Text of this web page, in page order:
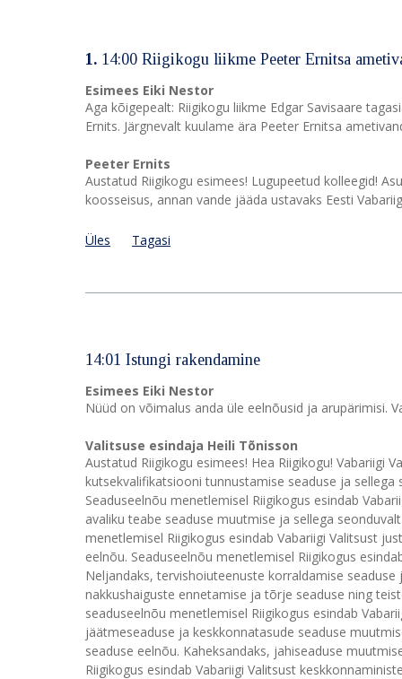
1. 14:00 Riigikogu liikme Peeter Ernitsa
Esimees Eiki Nestor
Aga kõigepealt: Riigikogu liikme Edgar Savisaare
Ernits. Järgnevalt kuulame ära Peeter Ernitsa
Peeter Ernits
Austatud Riigikogu esimees! Lugupeetud kolleegid!
koosseisus, annan vande jääda ustavaks Eesti
Üles Tagasi
14:01 Istungi rakendamine
Esimees Eiki Nestor
Nüüd on võimalus anda üle eelnõusid ja arupärimisi.
Valitsuse esindaja Heili Tõnisson
Austatud Riigikogu esimees! Hea Riigikogu! Vabariigi
kutsekvalifikatsiooni tunnustamise seaduse ja
Seaduseelnõu menetlemisel Riigikogus esindab
avaliku teabe seaduse muutmise ja sellega
menetlemisel Riigikogus esindab Vabariigi Valitsust
eelnõu. Seaduseelnõu menetlemisel Riigikogus
Neljandaks, tervishoiuteenuste korraldamise
nakkushaiguste ennetamise ja tõrje seaduse ning
seaduseelnõu menetlemisel Riigikogus esindab
jäätmeseaduse ja keskkonnatasude seaduse
seaduse eelnõu. Kaheksandaks, jahiseaduse
Riigikogus esindab Vabariigi Valitsust